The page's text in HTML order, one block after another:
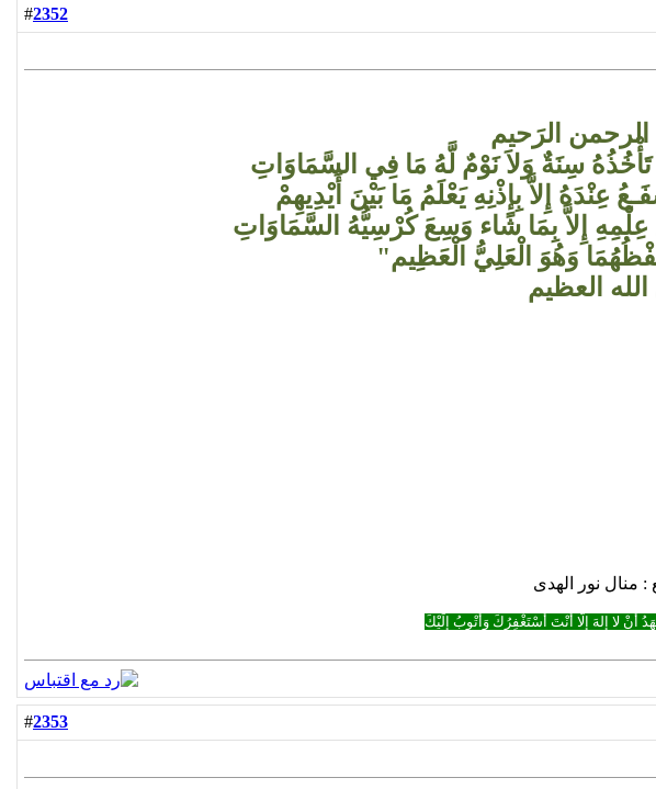
2352
الرحمن الرَحيم
تَأْخُذُهُ سِنَةٌ وَلاَ نَوْمٌ لَّهُ مَا فِي السَّمَاوَاتِ
عِنْدَهُ إِلاَّ بِإِذْنِهِ يَعْلَمُ مَا بَيْنَ أَيْدِيهِمْ
إِلاَّ بِمَا شَاء وَسِعَ كُرْسِيُّهُ السَّمَاوَاتِ
وَهُوَ الْعَلِيُّ الْعَظِيم"
العظيم
أَنْ لا إِلهَ إِلَّا أَنْتَ أَسْتَغْفِرُكَ وَأَتْوبُ إِلَيْكَ
2353